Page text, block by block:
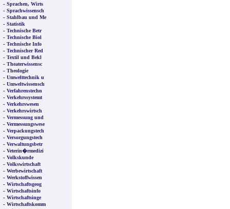
- Sprachen, Wirts
- Sprachwissensch
- Stahlbau und Me
- Statistik
- Technische Betr
- Technische Biol
- Technische Info
- Technischer Red
- Textil und Bekl
- Theaterwissensc
- Theologie
- Umwelttechnik u
- Umweltwissensch
- Verfahrenstechn
- Verkehrssystemt
- Verkehrswesen
- Verkehrswirtsch
- Vermessung und
- Vermessungswese
- Verpackungstech
- Versorgungstech
- Verwaltungsbetr
- Veterin�rmedizi
- Volkskunde
- Volkswirtschaft
- Werbewirtschaft
- Werkstoffwissen
- Wirtschaftsgeog
- Wirtschaftsinfo
- Wirtschaftsinge
- Wirtschaftskomm